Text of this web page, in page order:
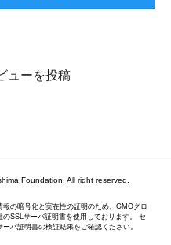
ューを投稿
Foundation. All right reserved.
報の暗号化と実在性の証明のため、GMOグロ
のSSLサーバ証明書を使用しております。 セ
バ証明書の検証結果をご確認ください。